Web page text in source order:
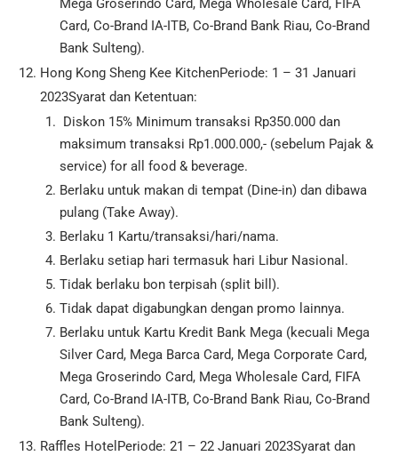
Mega Groserindo Card, Mega Wholesale Card, FIFA
Card, Co-Brand IA-ITB, Co-Brand Bank Riau, Co-Brand
Bank Sulteng).
Hong Kong Sheng Kee KitchenPeriode: 1 – 31 Januari
2023Syarat dan Ketentuan:
Diskon 15% Minimum transaksi Rp350.000 dan
maksimum transaksi Rp1.000.000,- (sebelum Pajak &
service) for all food & beverage.
Berlaku untuk makan di tempat (Dine-in) dan dibawa
pulang (Take Away).
Berlaku 1 Kartu/transaksi/hari/nama.
Berlaku setiap hari termasuk hari Libur Nasional.
Tidak berlaku bon terpisah (split bill).
Tidak dapat digabungkan dengan promo lainnya.
Berlaku untuk Kartu Kredit Bank Mega (kecuali Mega
Silver Card, Mega Barca Card, Mega Corporate Card,
Mega Groserindo Card, Mega Wholesale Card, FIFA
Card, Co-Brand IA-ITB, Co-Brand Bank Riau, Co-Brand
Bank Sulteng).
Raffles HotelPeriode: 21 – 22 Januari 2023Syarat dan